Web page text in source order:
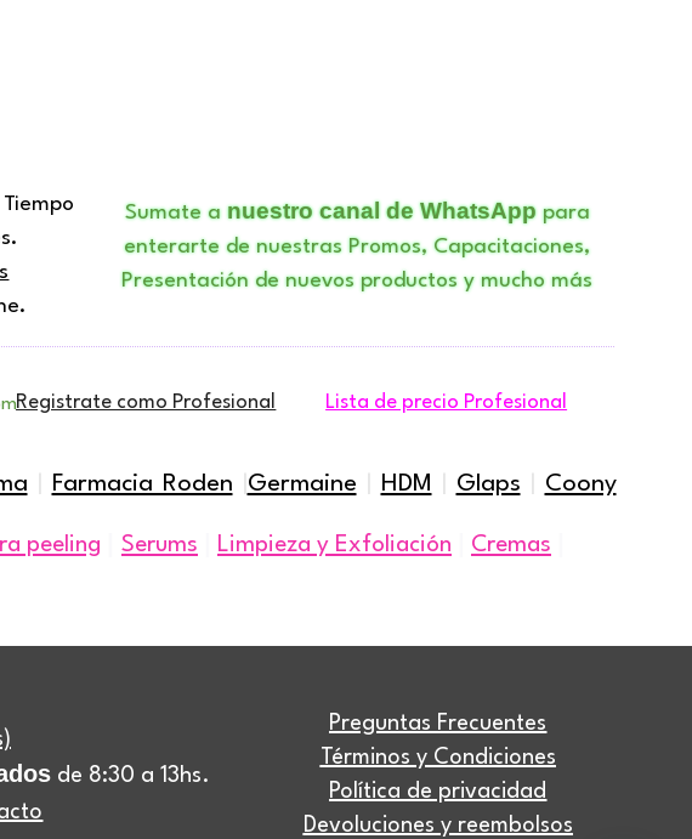
Sumate a nuestro canal de WhatsApppara
enterarte de nuestras Promos, Capacitaciones,
Presentación de nuevos productos y mucho más
Registrate como Profesional Lista de precio Profesional
Farmacia Roden Germaine HDM Glaps Coony
peeling Serums Limpieza y Exfoliación Cremas
de 8:30 a 13hs.
Preguntas Frecuentes
Términos y Condiciones
Política de privacidad
Devoluciones y reembolsos